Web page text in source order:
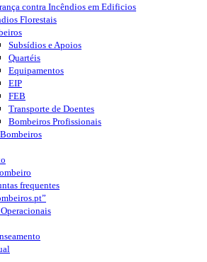
contra Incêndios em Edificios
Florestais
Subsídios e Apoios
Quartéis
Equipamentos
EIP
FEB
Transporte de Doentes
Bombeiros Profissionais
frequentes